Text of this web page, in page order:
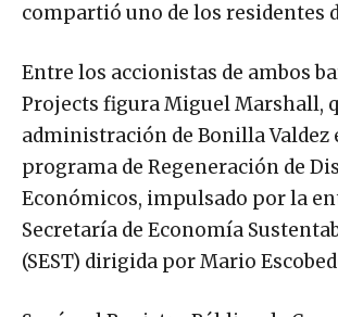
compartió uno de los residentes
Entre los accionistas de ambos
Projects figura Miguel Marshall,
administración de Bonilla Valdez
programa de Regeneración de
Económicos, impulsado por la
Secretaría de Economía
(SEST) dirigida por Mario